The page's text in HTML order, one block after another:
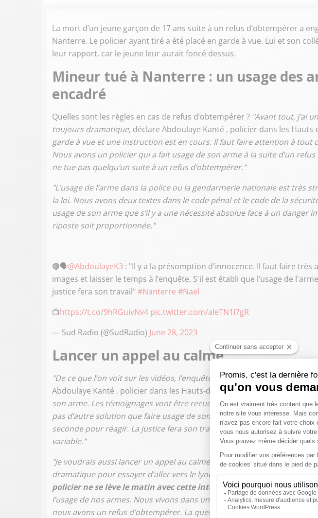
La mort d’un jeune garçon de 17 ans suite à un refus d’obtempérer a
Nanterre. Le policier ayant tiré a été placé en garde à vue. Lui et son
leur rapport, car le jeune leur aurait foncé dessus.
Mineur tué à Nanterre : un usage des
encadré
Quelles sont les règles en cas de refus d’obtempérer ? "Avant tout, j’ai
toujours dramatique, déclare Abdoulaye Kanté , policier dans les Hauts-
garde à vue et une instruction est en cours. Il faut faire attention à tout
Nous avons un policier qui a fait usage de son arme à la suite d’un refus
ne tue pas quelqu’un suite à un refus d’obtempérer."
"L’usage de l’arme dans la police ou la gendarmerie nationale est très
la loi. Nous avons deux textes dans le code pénal et le code de la
usage de son arme que s’il y a une nécessité absolue face à un danger
riposte soit proportionnée."
🔴🗣️@AbdoulayeK3 : "Il y a la présomption d'innocence. Il faut faire très
images et laisser le temps à l’enquête. S'il est établi que l’usage de
justice fera son travail"#Nanterre #Nael
📺https://t.co/9hRGuivNv4 pic.twitter.com/aIeTN1I7gR
— Sud Radio (@SudRadio) June 28, 2023
Lancer un appel au calme
"De ce que l’on voit sur les vidéos, l’enquête le définira, mais l’usage de
Abdoulaye Kanté , policier dans les Hauts-de-Seine.Il était suffisamment
son arme. Les témoignages vont être recueillis, la vidéosurveillance va
pas d’autre solution que faire usage de son arme. Dans une telle
seconde pour réagir. La justice fera son travail, mais la présomption
variable."
"Je voudrais aussi lancer un appel au calme. Certains opportunistes
dramatique pour essayer d’aller vers le lynchage. Perdre ainsi la vie à
policier ne se lève le matin avec cette intention.Tous les jours, nous
l’usage de nos armes. Nous vivons dans une société de plus en plus
nous avons un refus d’obtempérer. La question à se poser est comment